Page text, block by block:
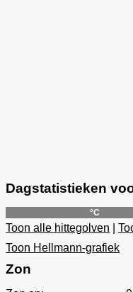
Dagstatistieken
°C
Toon alle hittegolven
Toon Hellmann-grafiek
Zon